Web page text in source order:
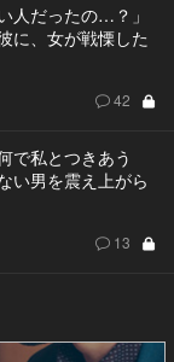
人だったの…？」
に、女が戦慄した
42
で私とつきあう
い男を震え上がら
13